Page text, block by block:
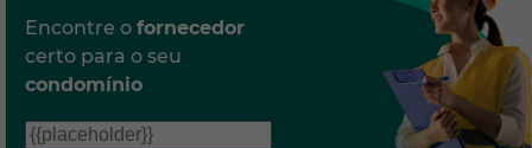
Encontre o fornecedor
certo para o seu
condomínio